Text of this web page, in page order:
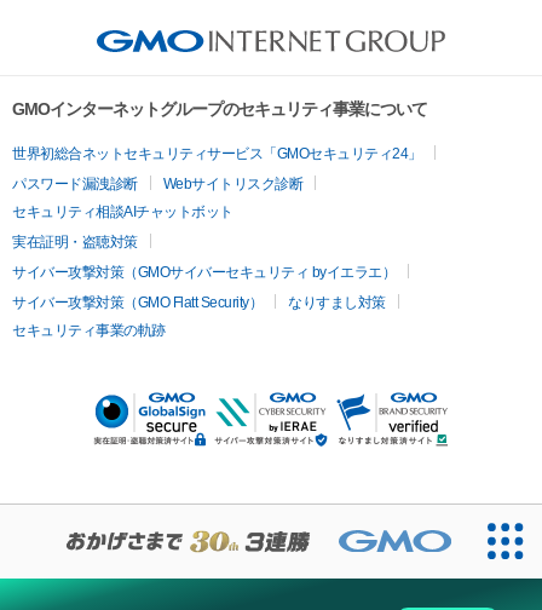
GMOインターネットグループのセキュリティ事業について
世界初総合ネットセキュリティサービス「GMOセキュリティ24」
パスワード漏洩診断
Webサイトリスク診断
セキュリティ相談AIチャットボット
実在証明・盗聴対策
サイバー攻撃対策（GMOサイバーセキュリティ byイエラエ）
サイバー攻撃対策（GMO Flatt Security）
なりすまし対策
セキュリティ事業の軌跡